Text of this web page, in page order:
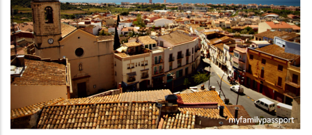
POBRESA De Calafell, Exemple Del
Banc De Bones Pràctiques
Altres